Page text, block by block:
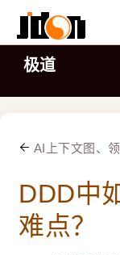
极道
AI上下文图、
DDD中
难点？